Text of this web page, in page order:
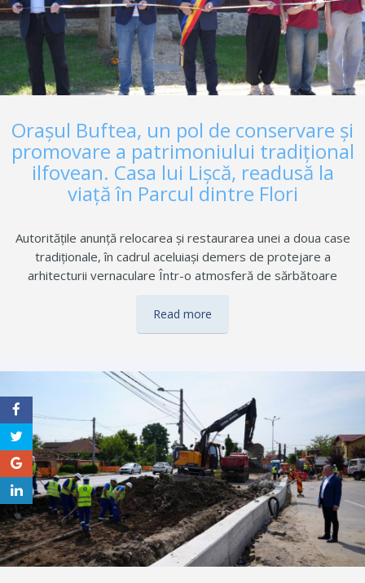
Orașul Buftea, un pol de conservare și
promovare a patrimoniului tradițional
ilfovean. Casa lui Lişcă, readusă la
viaţă în Parcul dintre Flori
Autoritățile anunță relocarea și restaurarea unei a doua case
tradiționale, în cadrul aceluiași demers de protejare a
arhitecturii vernaculare Într-o atmosferă de sărbătoare
populare, slujbă de binecuvântare oficiată de preoții din
comunitate și multă emoție, orașul Buftea a devenit, sâmbătă,
dedicate patrimoniului vernacular din județul Ilfov: inaugurarea
Casei lui Lișcă, monument de arhitectură țărănească salvat de
la dispariție și readus la viață în Parcul dintre Flori. Evenimentul
a reunit reprezentanți ai ad­mi­nistrației locale și județene,
membri ai Asociației Mo­numen­te Renăscute, voluntari,
arhitecți, specialiști în conservarea patrimo­niului,…
Read more